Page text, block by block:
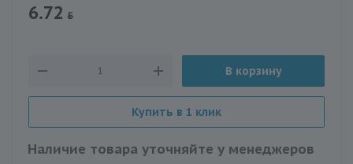
6.72
В корзину
Купить в 1 клик
Наличие товара уточняйте у менеджеров